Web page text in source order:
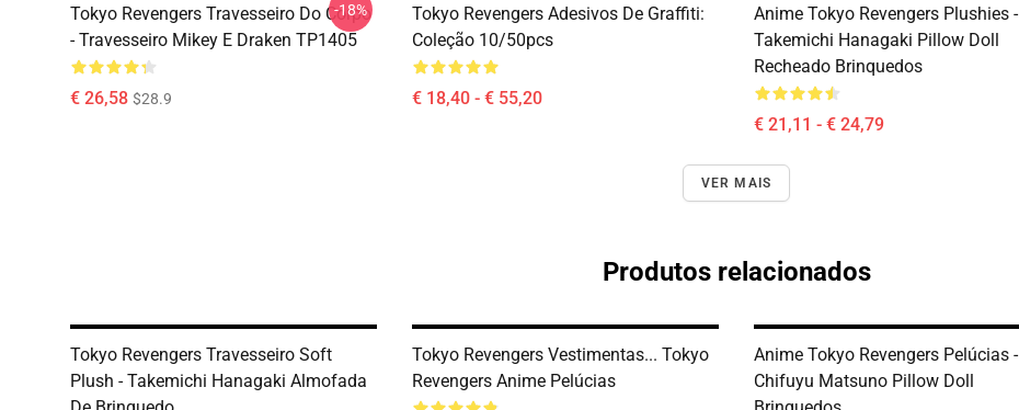
Tokyo Revengers Travesseiro Do Corpo
- Travesseiro Mikey E Draken TP1405
€ 26,58 $28.9
-18%
Tokyo Revengers Adesivos De Graffiti:
Coleção 10/50pcs
€ 18,40 - € 55,20
Anime Tokyo Revengers Plushies -
Takemichi Hanagaki Pillow Doll
Recheado Brinquedos
€ 21,11 - € 24,79
VER MAIS
Produtos relacionados
Tokyo Revengers Travesseiro Soft
Plush - Takemichi Hanagaki Almofada
Tokyo Revengers Vestimentas... Tokyo
Revengers Anime Pelúcias
Anime Tokyo Revengers Pelúcias -
Chifuyu Matsuno Pillow Doll